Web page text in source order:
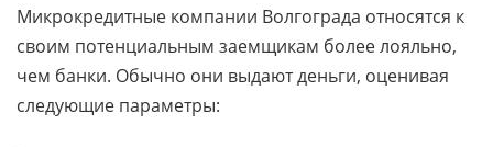
Микрокредитные компании Волгограда относятся к
своим потенциальным заемщикам более лояльно,
чем банки. Обычно они выдают деньги, оценивая
следующие параметры: